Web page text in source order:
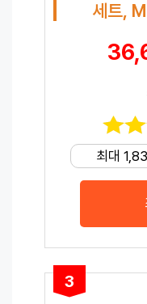
세트,
최대
3